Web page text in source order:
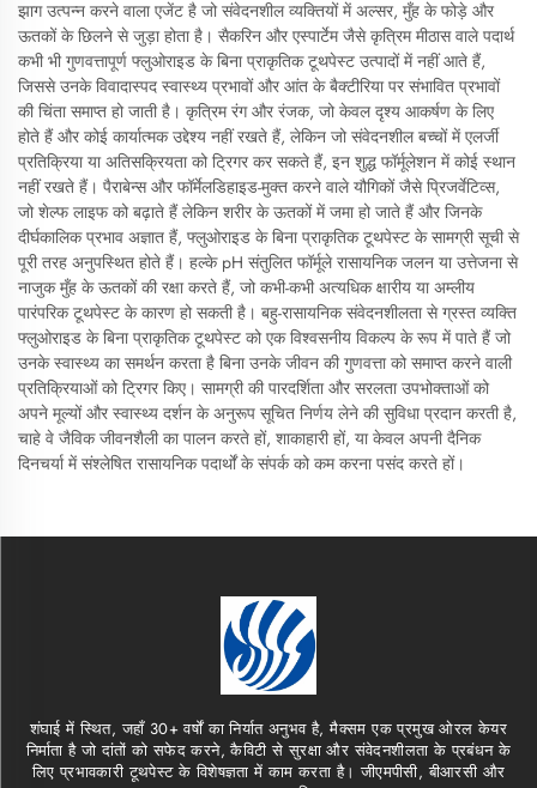
झाग उत्पन्न करने वाला एजेंट है जो संवेदनशील व्यक्तियों में अल्सर, मुँह के फोड़े और
ऊतकों के छिलने से जुड़ा होता है। सैकरिन और एस्पार्टेम जैसे कृत्रिम मीठास वाले पदार्थ
कभी भी गुणवत्तापूर्ण फ्लुओराइड के बिना प्राकृतिक टूथपेस्ट उत्पादों में नहीं आते हैं,
जिससे उनके विवादास्पद स्वास्थ्य प्रभावों और आंत के बैक्टीरिया पर संभावित प्रभावों
की चिंता समाप्त हो जाती है। कृत्रिम रंग और रंजक, जो केवल दृश्य आकर्षण के लिए
होते हैं और कोई कार्यात्मक उद्देश्य नहीं रखते हैं, लेकिन जो संवेदनशील बच्चों में एलर्जी
प्रतिक्रिया या अतिसक्रियता को ट्रिगर कर सकते हैं, इन शुद्ध फॉर्मूलेशन में कोई स्थान
नहीं रखते हैं। पैराबेन्स और फॉर्मेलडिहाइड-मुक्त करने वाले यौगिकों जैसे प्रिजर्वेटिव्स,
जो शेल्फ लाइफ को बढ़ाते हैं लेकिन शरीर के ऊतकों में जमा हो जाते हैं और जिनके
दीर्घकालिक प्रभाव अज्ञात हैं, फ्लुओराइड के बिना प्राकृतिक टूथपेस्ट के सामग्री सूची से
पूरी तरह अनुपस्थित होते हैं। हल्के pH संतुलित फॉर्मूले रासायनिक जलन या उत्तेजना से
नाजुक मुँह के ऊतकों की रक्षा करते हैं, जो कभी-कभी अत्यधिक क्षारीय या अम्लीय
पारंपरिक टूथपेस्ट के कारण हो सकती है। बहु-रासायनिक संवेदनशीलता से ग्रस्त व्यक्ति
फ्लुओराइड के बिना प्राकृतिक टूथपेस्ट को एक विश्वसनीय विकल्प के रूप में पाते हैं जो
उनके स्वास्थ्य का समर्थन करता है बिना उनके जीवन की गुणवत्ता को समाप्त करने वाली
प्रतिक्रियाओं को ट्रिगर किए। सामग्री की पारदर्शिता और सरलता उपभोक्ताओं को
अपने मूल्यों और स्वास्थ्य दर्शन के अनुरूप सूचित निर्णय लेने की सुविधा प्रदान करती है,
चाहे वे जैविक जीवनशैली का पालन करते हों, शाकाहारी हों, या केवल अपनी दैनिक
दिनचर्या में संश्लेषित रासायनिक पदार्थों के संपर्क को कम करना पसंद करते हों।
शंघाई में स्थित, जहाँ 30+ वर्षों का निर्यात अनुभव है, मैक्सम एक प्रमुख ओरल केयर
निर्माता है जो दांतों को सफेद करने, कैविटी से सुरक्षा और संवेदनशीलता के प्रबंधन के
लिए प्रभावकारी टूथपेस्ट के विशेषज्ञता में काम करता है। जीएमपीसी, बीआरसी और